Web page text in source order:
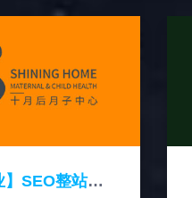
【医疗行业】SEO整站优化解决方案案例